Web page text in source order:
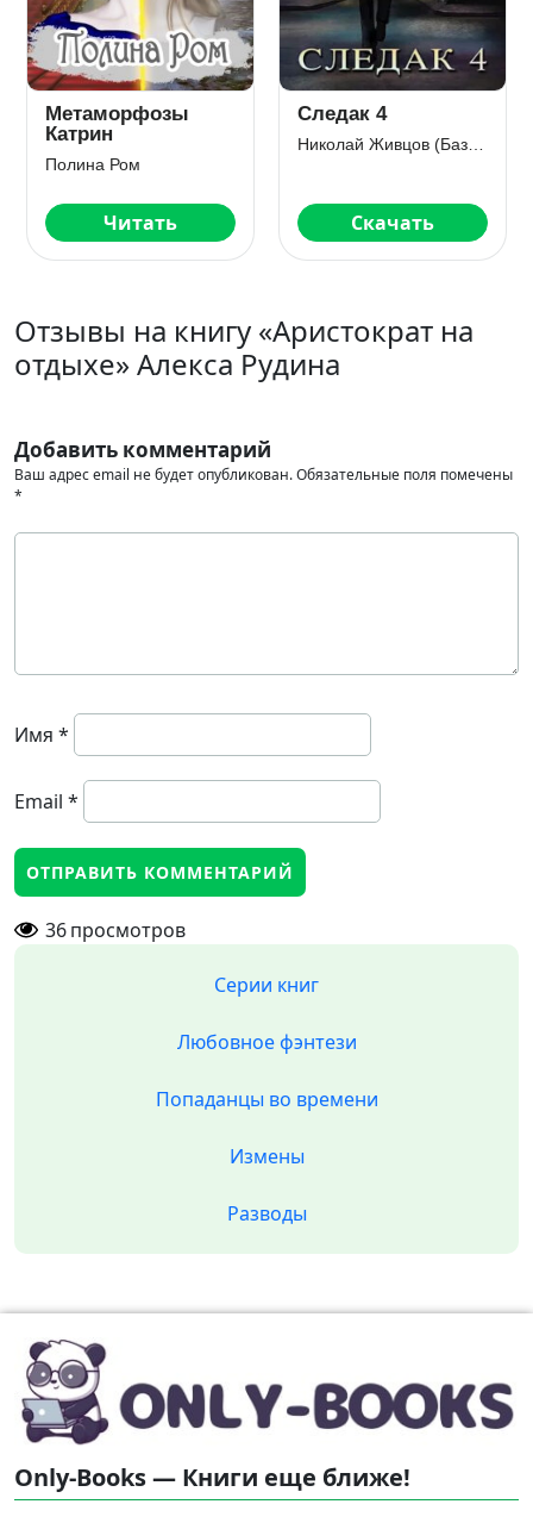
Метаморфозы
Катрин
Полина Ром
Читать
Следак 4
Скачать
Отзывы на книгу «Аристократ на
отдыхе» Алекса Рудина
Добавить комментарий
Ваш адрес email не будет опубликован.Обязательные поля помечены
*
Имя *
Email *
36просмотров
Серии книг
Любовное фэнтези
Попаданцы во времени
Измены
Разводы
Only-Books — Книги еще ближе!